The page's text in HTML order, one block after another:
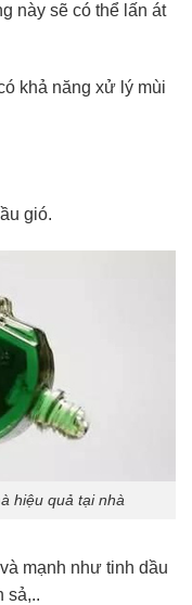
này sẽ có thể lấn át
khả năng xử lý mùi
gió.
hiệu quả tại nhà
mạnh như tinh dầu
sả,..